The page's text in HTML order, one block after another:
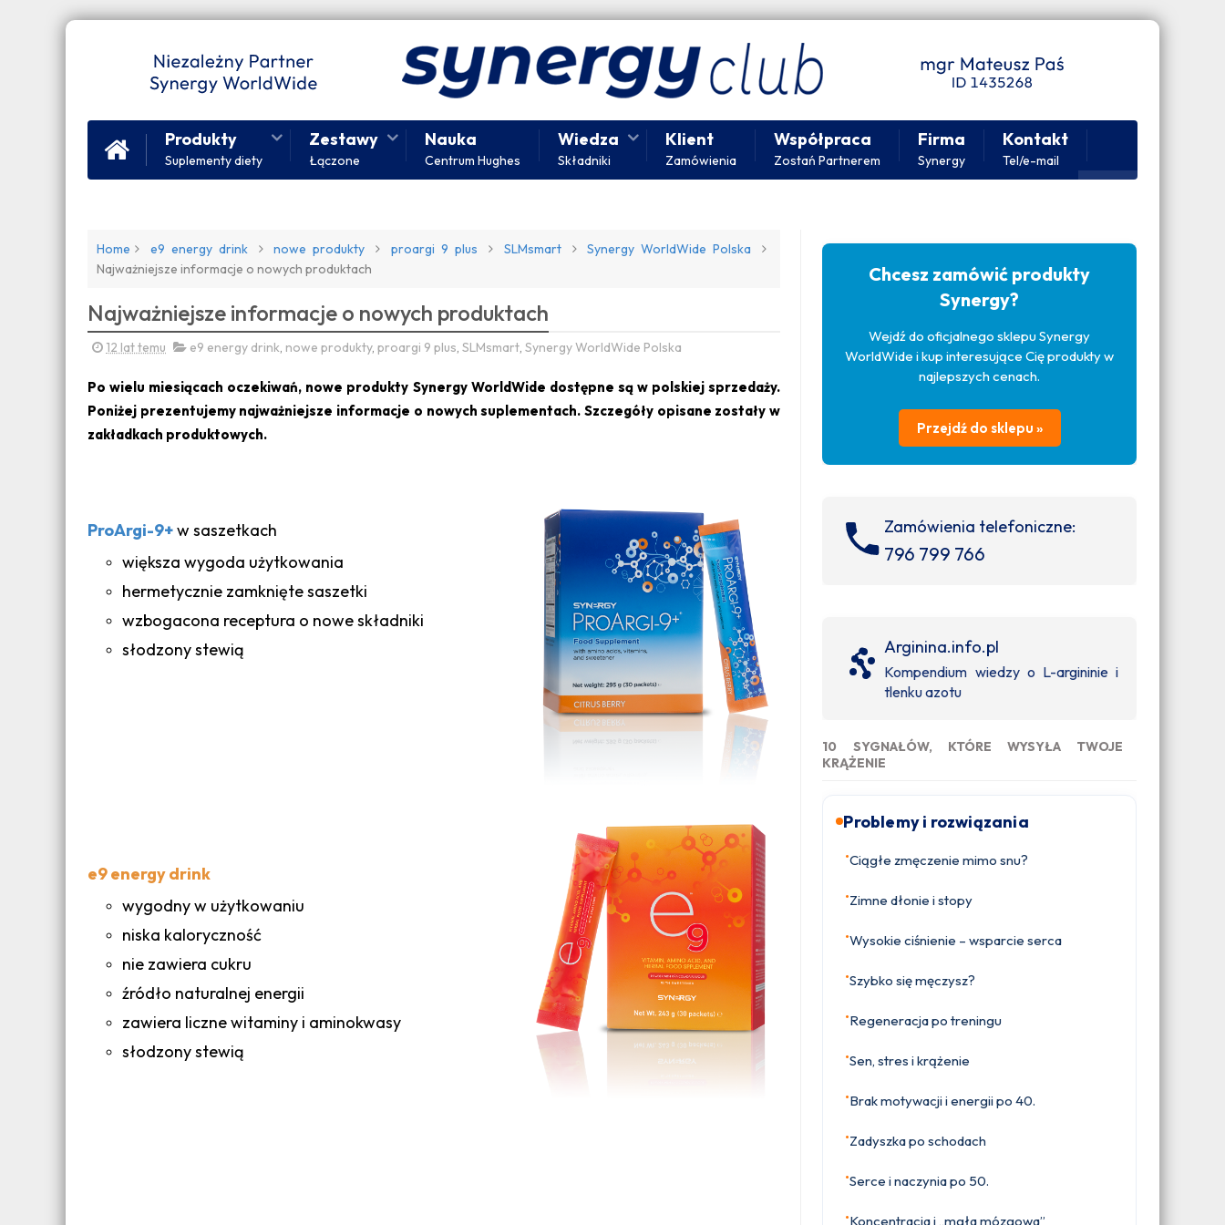
Produkty
Suplementy diety
Zestawy
Łączone
Nauka
Centrum Hughes
Wiedza
Składniki
Klient
Zamówienia
Współpraca
Zostań Partnerem
Firma
Synergy
Kontakt
Tel/e-mail
Home e9 energy drink nowe produkty proargi 9 plus SLMsmart
Synergy WorldWide Polska
Najważniejsze informacje o nowych produktach
Najważniejsze informacje o nowych produktach
12 lat temu e9 energy drink nowe produkty, proargi 9 plus SLMsmart Synergy WorldWide Polska
Po wielu miesiącach oczekiwań, nowe produkty Synergy WorldWide dostępne są w polskiej sprzedaży.
Poniżej prezentujemy najważniejsze informacje o nowych suplementach. Szczegóły opisane zostały w
zakładkach produktowych.
ProArgi-9+w saszetkach
większa wygoda użytkowania
hermetycznie zamknięte saszetki
wzbogacona receptura o nowe składniki
słodzony stewią
e9 energy drink
wygodny w użytkowaniu
niska kaloryczność
nie zawiera cukru
źródło naturalnej energii
zawiera liczne witaminy i aminokwasy
słodzony stewią
Chcesz zamówić produkty
Synergy?
Wejdź do oficjalnego sklepu Synergy
WorldWide i kup interesujące Cię produkty w
najlepszych cenach.
Przejdź do sklepu »
Zamówienia telefoniczne:
796 799 766
Arginina.info.pl
Kompendium wiedzy o L-argininie i
tlenku azotu
10 SYGNAŁÓW, KTÓRE WYSYŁA TWOJE
KRĄŻENIE
Problemy i rozwiązania
•Ciągłe zmęczenie mimo snu?
•Zimne dłonie i stopy
•Wysokie ciśnienie – wsparcie serca
•Szybko się męczysz?
•Regeneracja po treningu
•Sen, stres i krążenie
•Brak motywacji i energii po 40.
•Zadyszka po schodach
•Serce i naczynia po 50.
•Koncentracja i „mgła mózgowa”